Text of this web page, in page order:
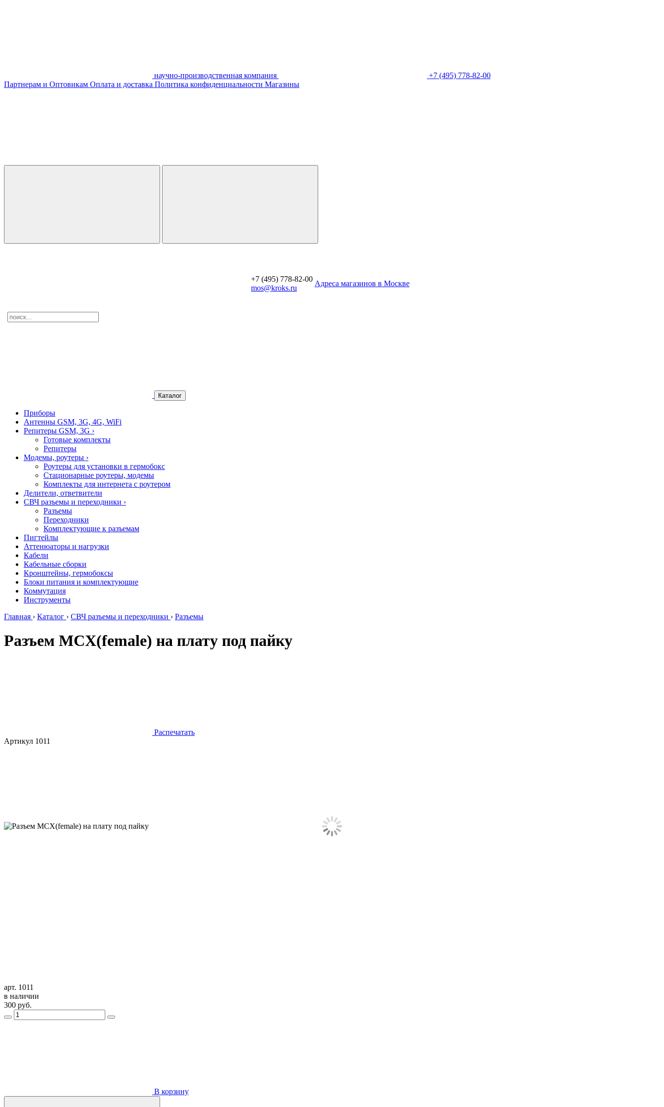
научно-производственная компания
+7 (495) 778-82-00
Партнерам и Оптовикам Оплата и доставка Политика конфиденциальности Магазины
+7 (495) 778-82-00
mos@kroks.ru
Aдреса магазинов в Москве
Каталог
Приборы
Антенны GSM, 3G, 4G, WiFi
Репитеры GSM, 3G ›
Готовые комплекты
Репитеры
Модемы, роутеры ›
Роутеры для установки в гермобокс
Стационарные роутеры, модемы
Комплекты для интернета с роутером
Делители, ответвители
СВЧ разъемы и переходники ›
Разъемы
Переходники
Комплектующие к разъемам
Пигтейлы
Аттенюаторы и нагрузки
Кабели
Кабельные сборки
Кронштейны, гермобоксы
Блоки питания и комплектующие
Коммутация
Инструменты
Главная › Каталог › СВЧ разъемы и переходники › Разъемы
Разъем MCX(female) на плату под пайку
Распечатать
Артикул 1011
арт. 1011
в наличии
300 руб.
В корзину